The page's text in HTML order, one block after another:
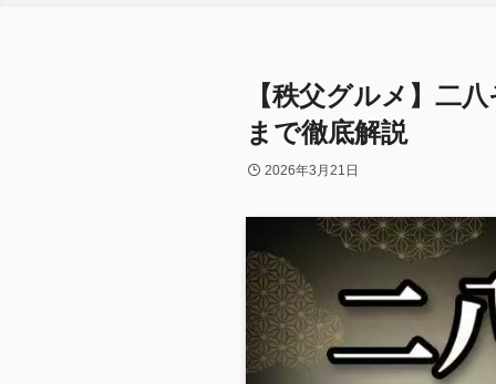
【秩父グルメ】二
まで徹底解説
2026年3月21日